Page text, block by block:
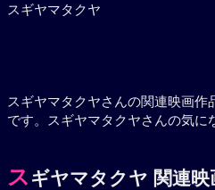
スギヤマタクヤ
スギヤマタクヤさんの関連映画作
です。スギヤマタクヤさんの気に
ス ギヤマタクヤ 関連映